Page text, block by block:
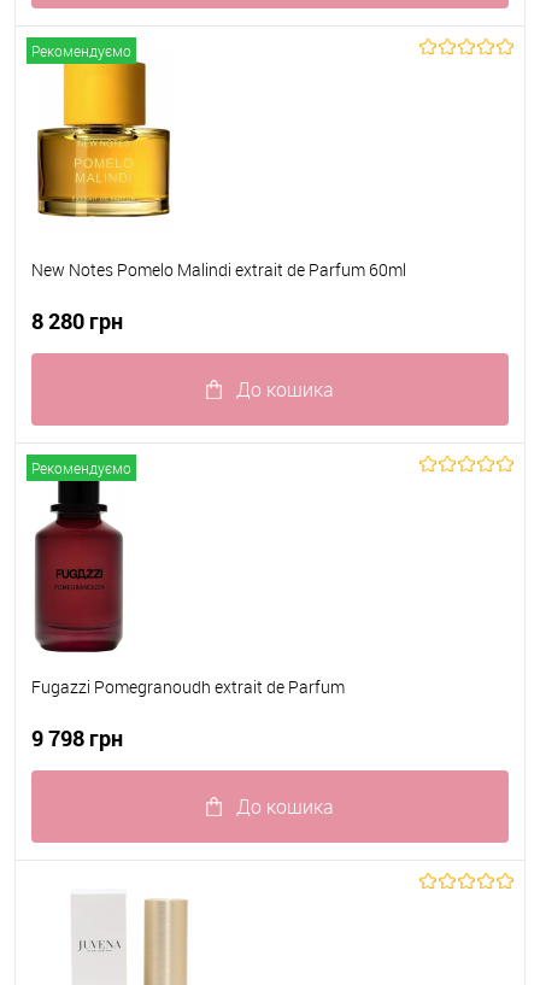
До обраного
Рекомендуємо
New Notes Pomelo Malindi extrait de Parfum 60ml
8 280 грн
До кошика
До обраного
Рекомендуємо
Fugazzi Pomegranoudh extrait de Parfum
9 798 грн
До кошика